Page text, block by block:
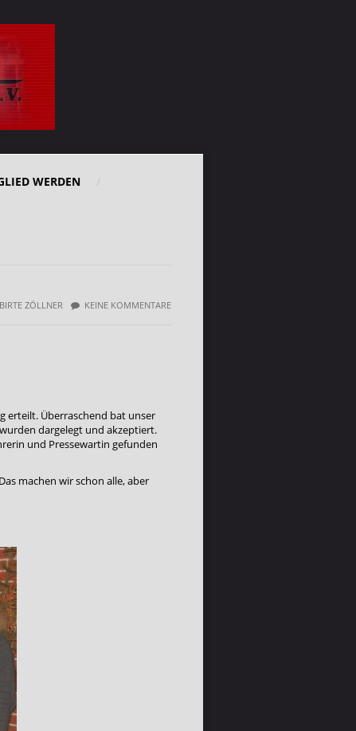
WERDEN
KEINE KOMMENTARE
BIRTE ZÖLLNER
erteilt. Überraschend bat unser
dargelegt und akzeptiert.
und Pressewartin gefunden
machen wir schon alle, aber